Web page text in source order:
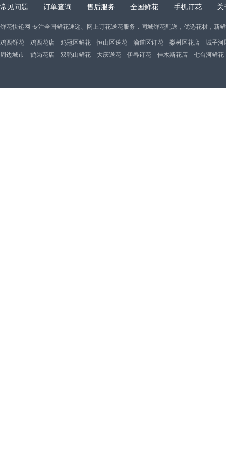
常见问题 订单查询 售后服务 全国鲜花 手机订花 关
鲜花快递网-专注全国鲜花速递、网上订花送花服务，同城鲜花配送，优选花材，新
鸡西鲜花 鸡西花店 鸡冠区鲜花 恒山区送花 滴道区订花 梨树区花店
城子河
周边城市
鹤岗花店 双鸭山鲜花 大庆送花 伊春订花 佳木斯花店 七台河鲜花